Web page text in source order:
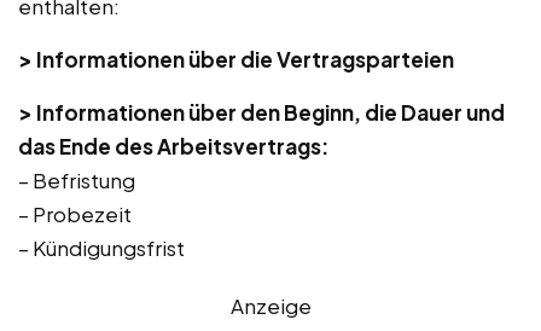
enthalten:
> Informationen über die Vertragsparteien
> Informationen über den Beginn, die Dauer und
das Ende des Arbeitsvertrags:
– Befristung
– Probezeit
– Kündigungsfrist
Anzeige